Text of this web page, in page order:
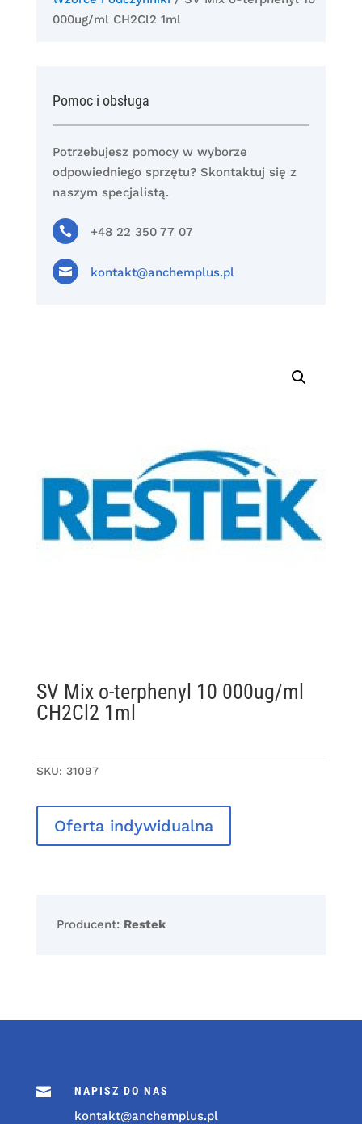
000ug/ml CH2Cl2 1ml
Pomoc i obsługa
Potrzebujesz pomocy w wyborze
odpowiedniego sprzętu? Skontaktuj się z
naszym specjalistą.
 +48 22 350 77 07
 kontakt@anchemplus.pl
SV Mix o-terphenyl 10 000ug/ml
CH2Cl2 1ml
SKU: 31097
Oferta indywidualna
Producent: Restek
 NAPISZ DO NAS
kontakt@anchemplus.pl